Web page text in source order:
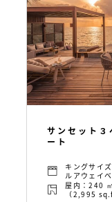
サンセット３
ート
キングサイ
ルアウェイ
屋内：240
（2,995